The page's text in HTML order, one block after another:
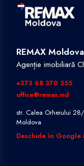
REMAX Moldova
Agenție imobiliară
+373 68 370 555
office@remax.md
str. Calea Orheiului
Moldova
Deschide în Google